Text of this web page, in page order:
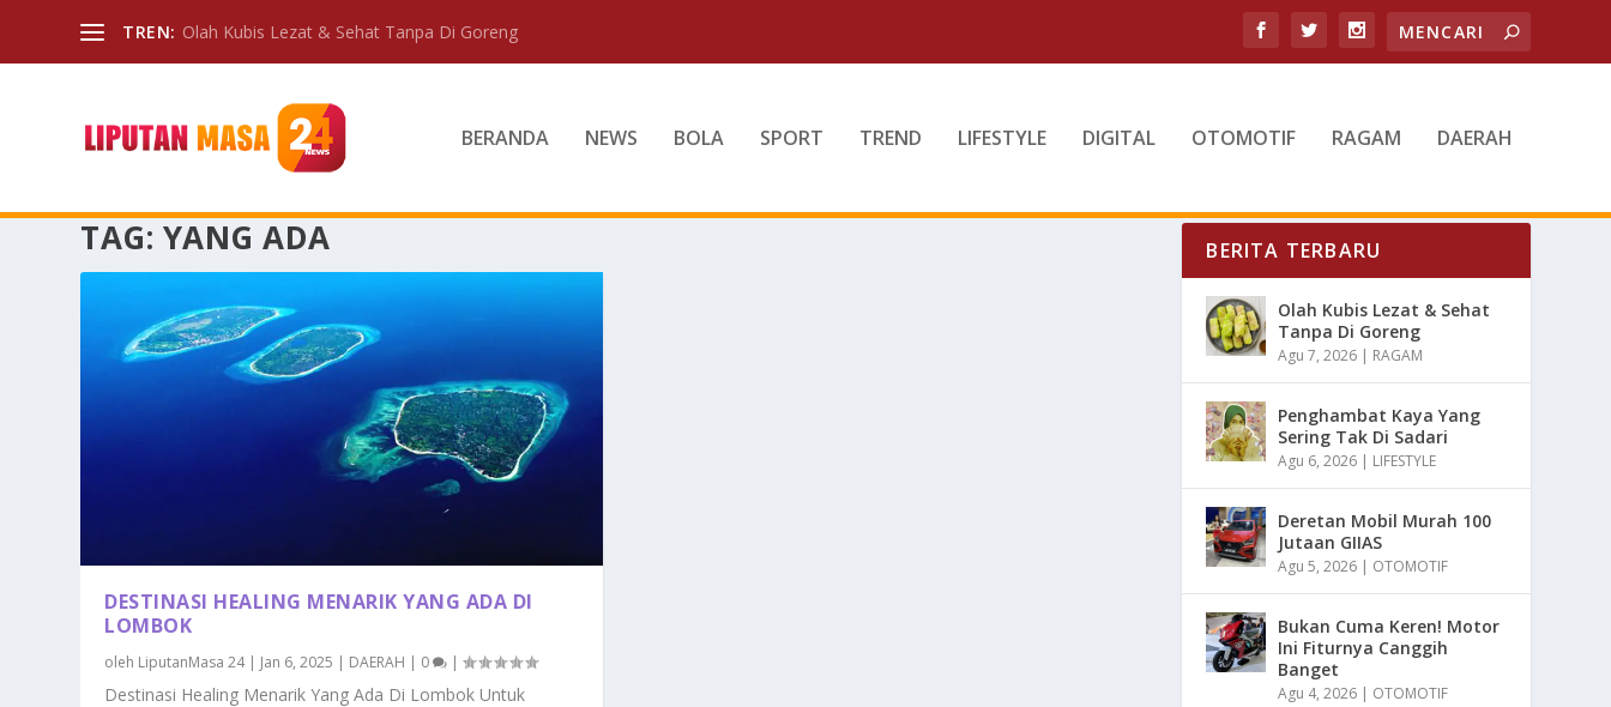
TREN: Olah Kubis Lezat & Sehat Tanpa Di Goreng
BERANDA NEWS BOLA SPORT TREND LIFESTYLE DIGITAL OTOMOTIF RAGAM DAERAH
TAG: YANG ADA
DESTINASI HEALING MENARIK YANG ADA DI
LOMBOK
oleh LiputanMasa 24| Jan 6, 2025 | DAERAH | 0 |
Destinasi Healing Menarik Yang Ada Di Lombok Untuk
BERITA TERBARU
Olah Kubis Lezat & Sehat
Tanpa Di Goreng
Agu 7, 2026 | RAGAM
Penghambat Kaya Yang
Sering Tak Di Sadari
Agu 6, 2026 | LIFESTYLE
Deretan Mobil Murah 100
Jutaan GIIAS
Agu 5, 2026 | OTOMOTIF
Bukan Cuma Keren! Motor
Ini Fiturnya Canggih
Banget
Agu 4, 2026 | OTOMOTIF